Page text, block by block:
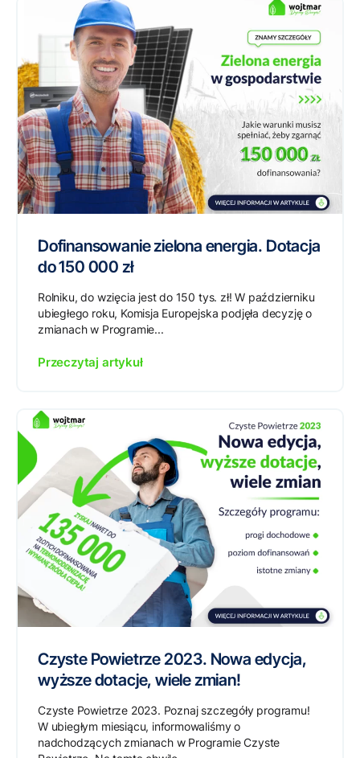
Dofinansowanie zielona energia. Dotacja
do 150 000 zł
Rolniku, do wzięcia jest do 150 tys. zł! W październiku
ubiegłego roku, Komisja Europejska podjęła decyzję o
zmianach w Programie...
Przeczytaj artykuł
Czyste Powietrze 2023. Nowa edycja,
wyższe dotacje, wiele zmian!
Czyste Powietrze 2023. Poznaj szczegóły programu!
W ubiegłym miesiącu, informowaliśmy o
nadchodzących zmianach w Programie Czyste